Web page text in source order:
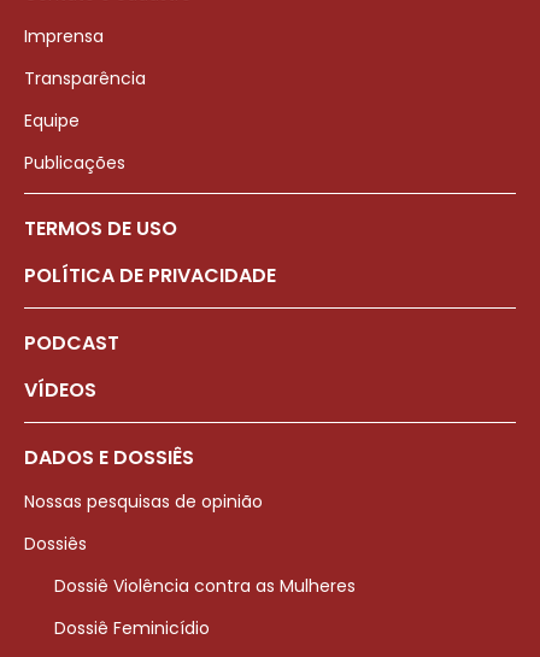
Imprensa
Transparência
Equipe
Publicações
TERMOS DE USO
POLÍTICA DE PRIVACIDADE
PODCAST
VÍDEOS
DADOS E DOSSIÊS
Nossas pesquisas de opinião
Dossiês
Dossiê Violência contra as Mulheres
Dossiê Feminicídio